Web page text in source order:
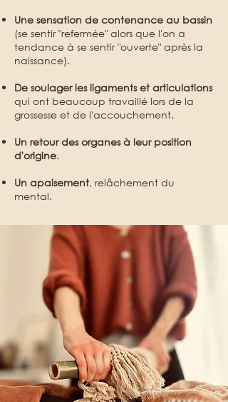
Une sensation de contenance au bassin
(se sentir "refermée" alors que l'on a
tendance à se sentir "ouverte" après la
naissance).
De soulager les ligaments et articulations
qui ont beaucoup travaillé lors de la
grossesse et de l'accouchement.
Un retour des organes à leur position
d'origine.
Un apaisement, relâchement du
mental.